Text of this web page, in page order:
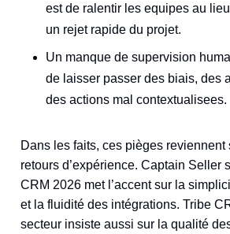
est de ralentir les equipes au
un rejet rapide du projet.
Un manque de supervision
de laisser passer des biais, des
des actions mal contextualisees.
Dans les faits, ces pièges reviennent
retours d’expérience. Captain Seller
CRM 2026 met l’accent sur la
et la fluidité des intégrations. Tribe
secteur insiste aussi sur la qualité